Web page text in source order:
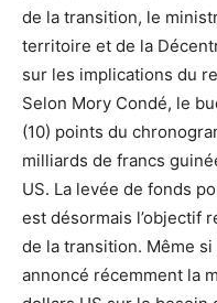
de la transition, le
territoire et de la
sur les implications du
Selon Mory Condé, le
(10) points du
milliards de francs
US. La levée de fonds
est désormais l’objectif
de la transition. Même
annoncé récemment la